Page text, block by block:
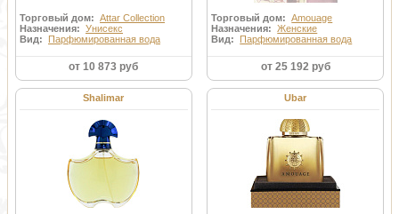
Торговый дом: Attar Collection
Назначения: Унисекс
Вид:
Парфюмированная вода
от 10 873 руб
Торговый дом:Amouage
Назначения:Женские
Вид:
Парфюмированная вода
от 25 192 руб
Shalimar Ubar